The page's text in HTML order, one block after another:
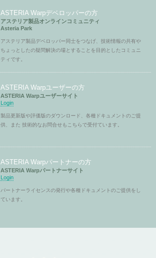
ASTERIA Warpデベロッパーの方
アステリア製品オンラインコミュニティ
Asteria Park
アステリア製品デベロッパー同士をつなげ、技術情報の共有や
ちょっとしたの疑問解決の場とすることを目的としたコミュニ
ティです。
ASTERIA Warpユーザーの方
ASTERIA Warpユーザーサイト
Login
製品更新版や評価版のダウンロード、各種ドキュメントのご提
供、また 技術的なお問合せもこちらで受付ています。
ASTERIA Warpパートナーの方
ASTERIA Warpパートナーサイト
Login
パートナーライセンスの発行や各種ドキュメントのご提供をし
ています。